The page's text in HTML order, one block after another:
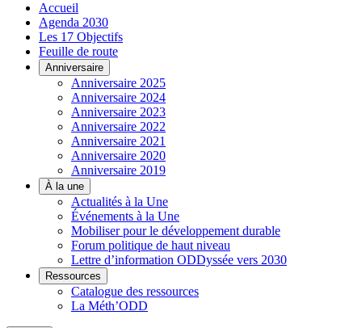
Accueil
Agenda 2030
Les 17 Objectifs
Feuille de route
Anniversaire
Anniversaire 2025
Anniversaire 2024
Anniversaire 2023
Anniversaire 2022
Anniversaire 2021
Anniversaire 2020
Anniversaire 2019
À la une
Actualités à la Une
Événements à la Une
Mobiliser pour le développement durable
Forum politique de haut niveau
Lettre d’information ODDyssée vers 2030
Ressources
Catalogue des ressources
La Méth’ODD